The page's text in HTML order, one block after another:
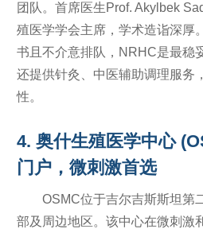
团队。首席医生Prof. Akylbek
殖医学学会主席，学术造诣深厚
书且不介意排队，NRHC是最稳
还提供针灸、中医辅助调理服务
性。
4. 奥什生殖医学中心
门户，微刺激首选
OSMC位于吉尔吉斯斯坦第
部及周边地区。该中心在微刺激